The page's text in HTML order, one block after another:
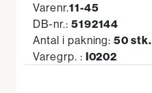
Varenr.11-45
DB-nr.: 5192144
Antal i pakning:50 stk.
Varegrp. : I0202